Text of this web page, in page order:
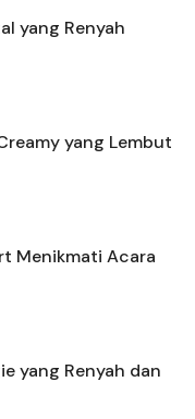
yang Renyah
yang Lembut
Menikmati Acara
yang Renyah dan